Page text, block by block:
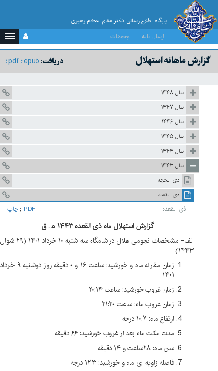
پایگاه اطلاع رسانی دفتر مقام معظم رهبری
ارسال نامه
وجوهات
epub
pdf ماهانه استهلال
ذی الحجه
ذی القعده
چاپ
گزارش استهلال ماه ذی القعده ۱۴۴۳ ه‍ . ق
الف- مشخصات نجومی هلال در شامگاه سه شنبه ۱۰ خرداد ۱۴۰۱ (۲۹ شوال
زمان مقارنه ماه و خورشید: ساعت ۱۶ و ۰ دقیقه روز دوشنبه ۹ خرداد
زمان غروب خورشید: ساعت ۲۰:۱۴
زمان غروب ماه: ساعت ۲۱:۲۰
ارتفاع ماه: ۱۰.۷ درجه
مدت مکث ماه بعد از غروب خورشید: ۶۶ دقیقه
سن ماه: ۲۸ساعت و ۱۴ دقیقه
فاصله زاویه ای ماه و خورشید: ۱۲.۳ درجه